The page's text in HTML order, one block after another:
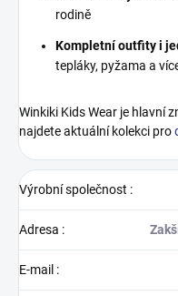
rodině
Kompletní outfity i
tepláky, pyžama a
Winkiki Kids Wear je hlavní
najdete aktuální kolekci pro
Výrobní společnost :
Adresa :
E-mail :